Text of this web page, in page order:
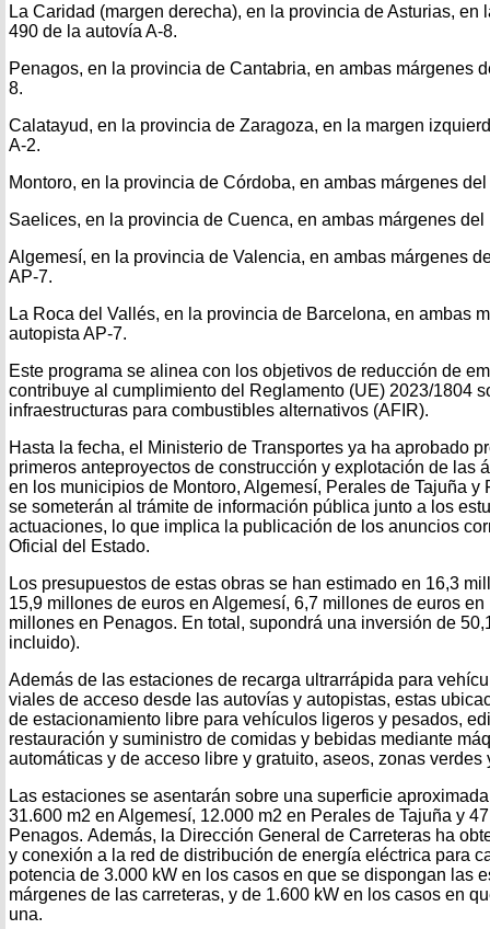
La Caridad (margen derecha), en la provincia de Asturias, en
490 de la autovía A-8.
Penagos, en la provincia de Cantabria, en ambas márgenes
8.
Calatayud, en la provincia de Zaragoza, en la margen
A-2.
Montoro, en la provincia de Córdoba, en ambas márgenes
Saelices, en la provincia de Cuenca, en ambas márgenes del
Algemesí, en la provincia de Valencia, en ambas márgenes
AP-7.
La Roca del Vallés, en la provincia de Barcelona, en ambas
autopista AP-7.
Este programa se alinea con los objetivos de reducción de
contribuye al cumplimiento del Reglamento (UE) 2023/1804
infraestructuras para combustibles alternativos (AFIR).
Hasta la fecha, el Ministerio de Transportes ya ha aprobado
primeros anteproyectos de construcción y explotación de las
en los municipios de Montoro, Algemesí, Perales de Tajuña y
se someterán al trámite de información pública junto a los
actuaciones, lo que implica la publicación de los anuncios
Oficial del Estado.
Los presupuestos de estas obras se han estimado en 16,3
15,9 millones de euros en Algemesí, 6,7 millones de euros
millones en Penagos. En total, supondrá una inversión de
incluido).
Además de las estaciones de recarga ultrarrápida para
viales de acceso desde las autovías y autopistas, estas
de estacionamiento libre para vehículos ligeros y pesados,
restauración y suministro de comidas y bebidas mediante
automáticas y de acceso libre y gratuito, aseos, zonas
Las estaciones se asentarán sobre una superficie
31.600 m2 en Algemesí, 12.000 m2 en Perales de Tajuña y
Penagos. Además, la Dirección General de Carreteras ha
y conexión a la red de distribución de energía eléctrica para
potencia de 3.000 kW en los casos en que se dispongan las
márgenes de las carreteras, y de 1.600 kW en los casos en
una.